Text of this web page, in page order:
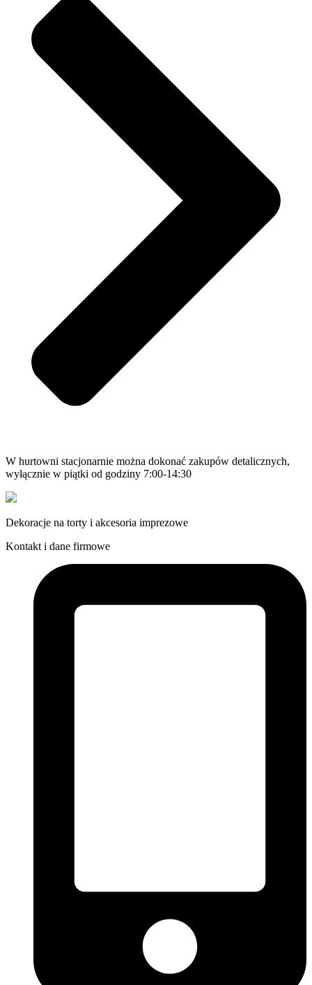
W hurtowni stacjonarnie można dokonać zakupów detalicznych,
wyłącznie w piątki od godziny 7:00-14:30
Dekoracje na torty i akcesoria imprezowe
Kontakt i dane firmowe